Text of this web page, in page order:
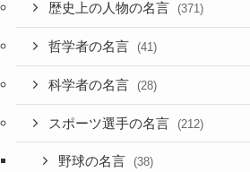
歴史上の人物の名言 (371)
哲学者の名言 (41)
科学者の名言 (28)
スポーツ選手の名言 (212)
野球の名言 (38)